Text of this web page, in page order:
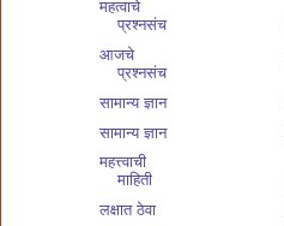
महत्वाचे
प्रश्नसंच
आजचे
प्रश्नसंच
सामान्य ज्ञान
सामान्य ज्ञान
महत्त्वाची
माहिती
लक्षात ठेवा